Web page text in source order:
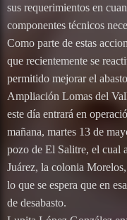
sus requerimientos en
componentes técnicos
Como parte de estas
que recientemente se
permitido mejorar el
Ampliación Lomas del
este día entrará en
mañana, martes 13 de
pozo de El Salitre, el cual
Juárez, la colonia
lo que se espera que en
de desabasto.